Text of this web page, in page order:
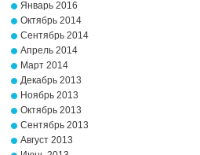
Январь 2016
Октябрь 2014
Сентябрь 2014
Апрель 2014
Март 2014
Декабрь 2013
Ноябрь 2013
Октябрь 2013
Сентябрь 2013
Август 2013